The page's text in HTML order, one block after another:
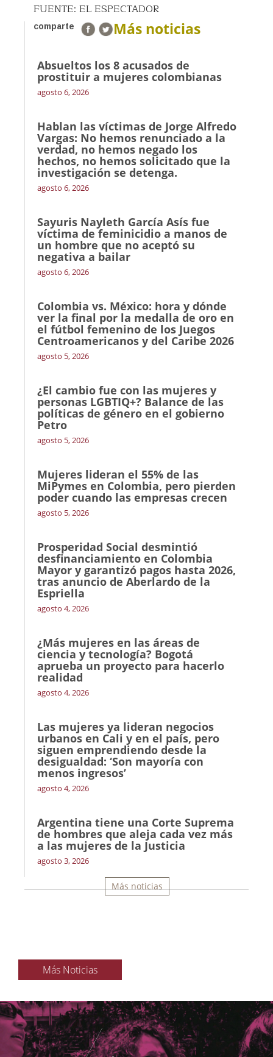
FUENTE: EL ESPECTADOR
comparte Más noticias
Absueltos los 8 acusados de
prostituir a mujeres colombianas
agosto 6, 2026
Hablan las víctimas de Jorge Alfredo
Vargas: No hemos renunciado a la
verdad, no hemos negado los
hechos, no hemos solicitado que la
investigación se detenga.
agosto 6, 2026
Sayuris Nayleth García Asís fue
víctima de feminicidio a manos de
un hombre que no aceptó su
negativa a bailar
agosto 6, 2026
Colombia vs. México: hora y dónde
ver la final por la medalla de oro en
el fútbol femenino de los Juegos
Centroamericanos y del Caribe 2026
agosto 5, 2026
¿El cambio fue con las mujeres y
personas LGBTIQ+? Balance de las
políticas de género en el gobierno
Petro
agosto 5, 2026
Mujeres lideran el 55% de las
MiPymes en Colombia, pero pierden
poder cuando las empresas crecen
agosto 5, 2026
Prosperidad Social desmintió
desfinanciamiento en Colombia
Mayor y garantizó pagos hasta 2026,
tras anuncio de Aberlardo de la
Espriella
agosto 4, 2026
¿Más mujeres en las áreas de
ciencia y tecnología? Bogotá
aprueba un proyecto para hacerlo
realidad
agosto 4, 2026
Las mujeres ya lideran negocios
urbanos en Cali y en el país, pero
siguen emprendiendo desde la
desigualdad: ‘Son mayoría con
menos ingresos’
agosto 4, 2026
Argentina tiene una Corte Suprema
de hombres que aleja cada vez más
a las mujeres de la Justicia
agosto 3, 2026
Más noticias
Más Noticias